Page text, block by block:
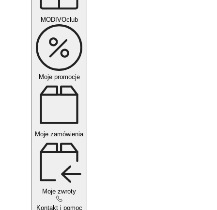
MODIVOclub
Moje promocje
Moje zamówienia
Moje zwroty
Kontakt i pomoc